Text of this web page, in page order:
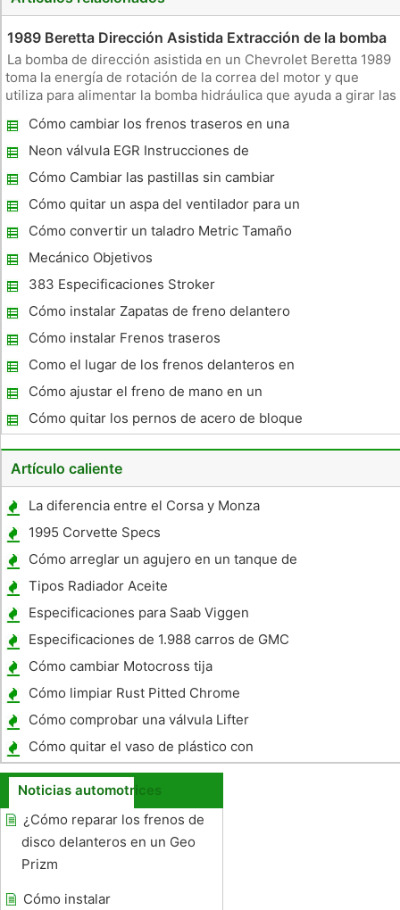
1989 Beretta Dirección Asistida Extracción de la bomba
La bomba de dirección asistida en un Chevrolet Beretta 1989
toma la energía de rotación de la correa del motor y que
utiliza para alimentar la bomba hidráulica que ayuda a girar las
sustancialmente más fácil , particularmente en situaciones de
b
Cómo cambiar los frenos traseros en una
avalancha
Neon válvula EGR Instrucciones de
reemplazo
Cómo Cambiar las pastillas sin cambiar
Rotores
Cómo quitar un aspa del ventilador para un
F150 1997
Cómo convertir un taladro Metric Tamaño
Mecánico Objetivos
383 Especificaciones Stroker
Cómo instalar Zapatas de freno delantero
en el 1999 Saturno
Cómo instalar Frenos traseros
Como el lugar de los frenos delanteros en
una Chrysler Town & Country 2002
Cómo ajustar el freno de mano en un
Chevrolet Venture 2002
Cómo quitar los pernos de acero de bloque
de aluminio
Artículo caliente
La diferencia entre el Corsa y Monza
Corvairs
1995 Corvette Specs
Cómo arreglar un agujero en un tanque de
aceite de plástico
Tipos Radiador Aceite
Especificaciones para Saab Viggen
Intercoolers
Especificaciones de 1.988 carros de GMC
Cómo cambiar Motocross tija
Cómo limpiar Rust Pitted Chrome
Cómo comprobar una válvula Lifter
Cómo quitar el vaso de plástico con
cremallera en un 1999 BMW 323I
Noticias automotrices
¿Cómo reparar los frenos de
disco delanteros en un Geo
Prizm
Cómo instalar